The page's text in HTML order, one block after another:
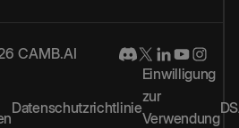
CAMB.AI
Datenschutzrichtlinie
Einwilligung
zur
Verwendung